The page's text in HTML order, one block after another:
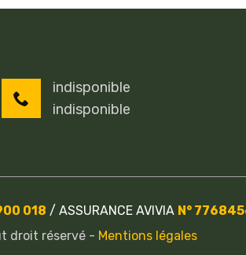
indisponible
indisponible
018 / ASSURANCE AVIVIA N°
droit réservé - Mentions légales